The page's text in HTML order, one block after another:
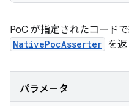
PoC が指定されたコード
NativePocAsserter を返
パラメータ